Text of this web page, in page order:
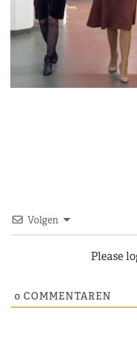
Volgen
Please
0 COMMENTAREN